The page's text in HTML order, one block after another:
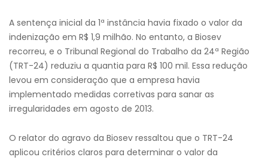
A sentença inicial da 1ª instância havia fixado o valor da
indenização em R$ 1,9 milhão. No entanto, a Biosev
recorreu, e o Tribunal Regional do Trabalho da 24ª Região
(TRT-24) reduziu a quantia para R$ 100 mil. Essa redução
levou em consideração que a empresa havia
implementado medidas corretivas para sanar as
irregularidades em agosto de 2013.
O relator do agravo da Biosev ressaltou que o TRT-24
aplicou critérios claros para determinar o valor da